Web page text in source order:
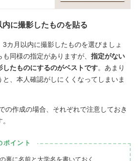
に撮影したものを貼る
カ月以内に撮影したものを選びましょ
同様の指定がありますが、 指定がない
たものにするのがベストです。あまり
、本人確認がしにくくなってしまいま
の作成の場合、それぞれで注意しておき
ポイント
裏に名前と大学名を書いておく